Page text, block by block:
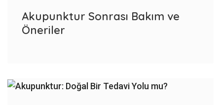
Akupunktur Sonrası Bakım ve
Öneriler